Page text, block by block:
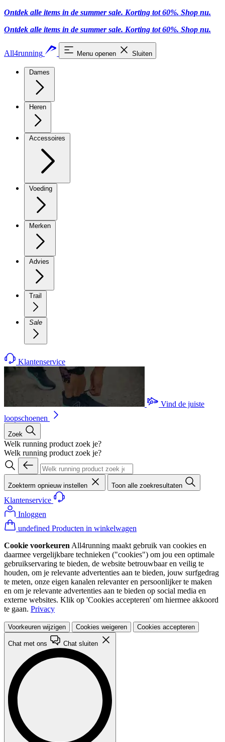
Ontdek alle items in de summer sale. Korting tot 60%. Shop nu.
Ontdek alle items in de summer sale. Korting tot 60%. Shop nu.
All4running Menu openen Sluiten
Dames
Heren
Accessoires
Voeding
Merken
Advies
Trail
Sale
Klantenservice
Vind de juiste
loopschoenen
Zoek
Welk running product zoek je?
Welk running product zoek je?
Zoekterm opnieuw instellen Toon alle zoekresultaten
Klantenservice
Inloggen
undefined Producten in winkelwagen
Cookie voorkeuren All4running maakt gebruik van cookies en
daarmee vergelijkbare technieken ("cookies") om jou een optimale
gebruikservaring te bieden, de website betrouwbaar en veilig te
houden, om je relevante advertenties aan te bieden, jouw surfgedrag
te meten, onze eigen kanalen relevanter en persoonlijker te maken
en om je relevante advertenties aan te bieden op social media en
externe websites. Klik op 'Cookies accepteren' om hiermee akkoord
te gaan. Privacy
Voorkeuren wijzigen Cookies weigeren Cookies accepteren
Chat met ons Chat sluiten